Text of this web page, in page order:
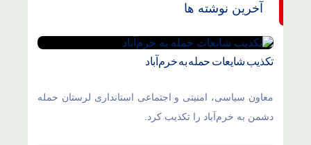
آخرین نوشته ها
تکذیب شایعات حمله به خرم‌آباد
معاون سیاسی، امنیتی و اجتماعی استانداری لرستان حمله
دشمن به خرم‌آباد را تکذیب کرد.